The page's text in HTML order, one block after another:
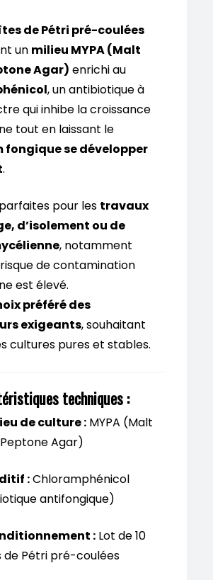
de Pétri pré-coulées
un milieu MYPA (Malt
Agar) enrichi au
, un antibiotique à
qui inhibe la croissance
tout en laissant le
fongique se développer
.
pour les travaux
d’isolement ou de
, notamment
de contamination
est élevé.
préféré des
exigeants, souhaitant
cultures pures et stables.
techniques :
de culture : MYPA (Malt
Agar)
:Chloramphénicol
antifongique)
: Lot de 10
de Pétri pré-coulées